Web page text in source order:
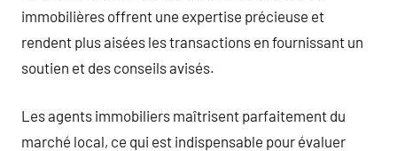
immobilières offrent une expertise précieuse et
rendent plus aisées les transactions en fournissant un
soutien et des conseils avisés.
Les agents immobiliers maîtrisent parfaitement du
marché local, ce qui est indispensable pour évaluer